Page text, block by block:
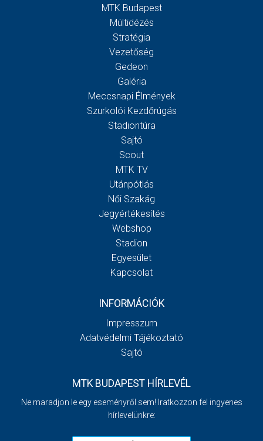
MTK Budapest
Múltidézés
Stratégia
Vezetőség
Gedeon
Galéria
Meccsnapi Élmények
Szurkolói Kezdőrúgás
Stadiontúra
Sajtó
Scout
MTK TV
Utánpótlás
Női Szakág
Jegyértékesítés
Webshop
Stadion
Egyesület
Kapcsolat
INFORMÁCIÓK
Impresszum
Adatvédelmi Tájékoztató
Sajtó
MTK BUDAPEST HÍRLEVÉL
Ne maradjon le egy eseményről sem! Iratkozzon fel ingyenes
hírlevelünkre: